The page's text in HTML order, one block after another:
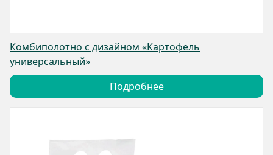
Комбиполотно с дизайном «Картофель
универсальный»
Подробнее